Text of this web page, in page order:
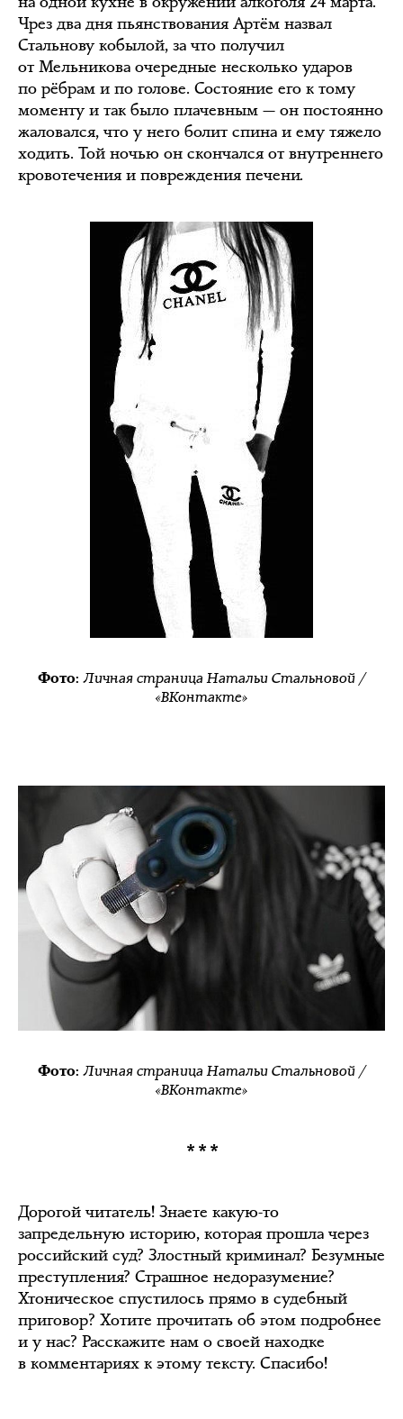
Чрез два дня пьянствования Артём назвал
Стальнову кобылой, за что получил
от Мельникова очередные несколько ударов
по рёбрам и по голове. Состояние его к тому
моменту и так было плачевным — он постоянно
жаловался, что у него болит спина и ему тяжело
ходить. Той ночью он скончался от внутреннего
кровотечения и повреждения печени.
Фото:Личная страница Натальи Стальновой /
«ВКонтакте»
Фото:Личная страница Натальи Стальновой /
«ВКонтакте»
***
Дорогой читатель! Знаете какую-то
запредельную историю, которая прошла через
российский суд? Злостный криминал? Безумные
преступления? Страшное недоразумение?
Хтоническое спустилось прямо в судебный
приговор? Хотите прочитать об этом подробнее
и у нас? Расскажите нам о своей находке
в комментариях к этому тексту. Спасибо!